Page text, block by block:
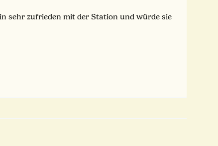
sehr zufrieden mit der Station und würde sie